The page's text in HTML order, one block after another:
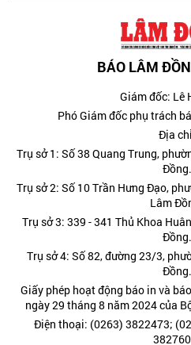
BÁO LÂM
Giám đốc: Lê
Phó Giám đốc phụ trách
Địa
Trụ sở 1: Số 38 Quang Trung,
Đồng.
Trụ sở 2: Số 10 Trần Hưng Đạo,
Lâm
Trụ sở 3: 339 - 341 Thủ Khoa
Đồng.
Trụ sở 4: Số 82, đường 23/3,
Đồng.
Giấy phép hoạt động báo in và
ngày 29 tháng 8 năm 2024 của
Điện thoại: (0263) 3822473;